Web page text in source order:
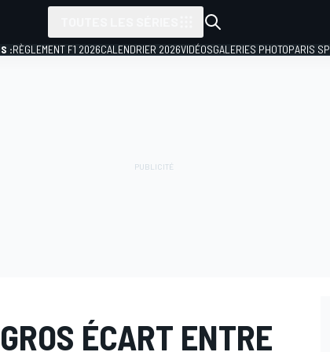
:RÈGLEMENT F1 2026CALENDRIER 2026VIDÉOSGALERIES PHOTOPARIS
ÉCART ENTRE